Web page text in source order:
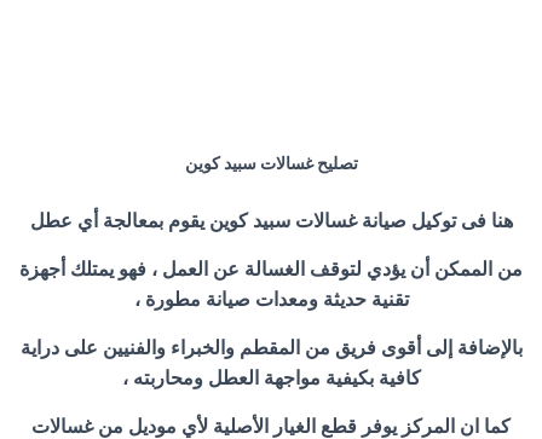
تصليح غسالات سبيد كوين
هنا فى توكيل صيانة غسالات سبيد كوين يقوم بمعالجة أي عطل
من الممكن أن يؤدي لتوقف الغسالة عن العمل ، فهو يمتلك أجهزة
تقنية حديثة ومعدات صيانة مطورة ،
بالإضافة إلى أقوى فريق من المقطم والخبراء والفنيين على دراية
كافية بكيفية مواجهة العطل ومحاربته ،
كما ان المركز يوفر قطع الغيار الأصلية لأي موديل من غسالات